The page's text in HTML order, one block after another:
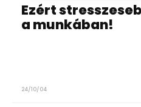
Ezért
a munkában!
24/10/04